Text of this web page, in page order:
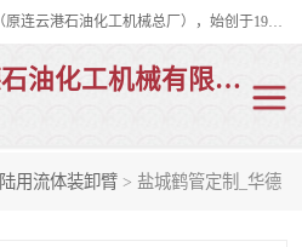
连云港华德石油化工机械有限公司（原连云港石油化工机械总厂），始创于1982年，是从事码头船用流体装卸臂、陆用流体装卸臂（鹤管）、活动梯、钢构平台、定量装车系统等全系列流体装卸设备的设计、制造、销售以及服务的专业供应商。
连云港华德石油化工机械有限公司
陆用流体装卸臂 > 盐城鹤管定制_华德